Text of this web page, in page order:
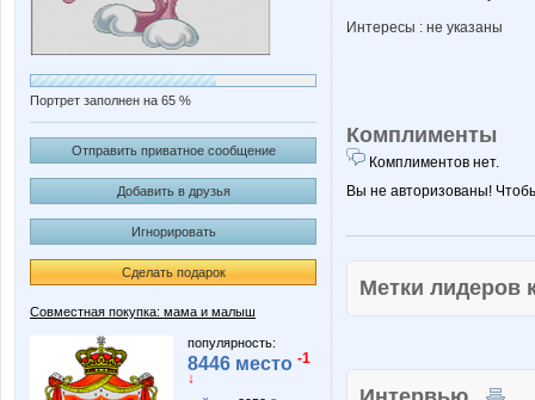
Портрет заполнен на 65 %
Отправить приватное сообщение
Добавить в друзья
Игнорировать
Сделать подарок
Совместная покупка: мама и малыш
популярность:
8446 место -1
↓
Интересы : не указаны
Комплименты
Комплиментов нет.
Вы не авторизованы!
Метки